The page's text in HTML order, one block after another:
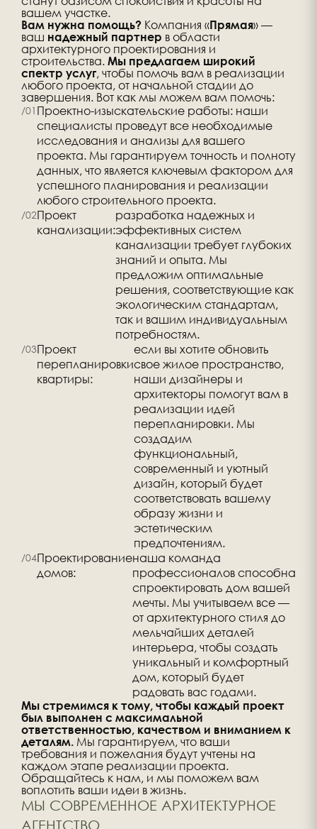
вашем участке.
Вам нужна помощь? Компания «Прямая» —
ваш надежный партнер в области
архитектурного проектирования и
строительства. Мы предлагаем широкий
спектр услуг, чтобы помочь вам в реализации
любого проекта, от начальной стадии до
завершения. Вот как мы можем вам помочь:
Проектно-изыскательские работы: наши
специалисты проведут все необходимые
исследования и анализы для вашего
проекта. Мы гарантируем точность и полноту
данных, что является ключевым фактором для
успешного планирования и реализации
любого строительного проекта.
Проект
канализации:
разработка надежных и
эффективных систем
канализации требует глубоких
знаний и опыта. Мы
предложим оптимальные
решения, соответствующие как
экологическим стандартам,
так и вашим индивидуальным
потребностям.
Проект
перепланировки
квартиры:
если вы хотите обновить
свое жилое пространство,
наши дизайнеры и
архитекторы помогут вам в
реализации идей
перепланировки. Мы
создадим
функциональный,
современный и уютный
дизайн, который будет
соответствовать вашему
образу жизни и
эстетическим
предпочтениям.
Проектирование
домов:
наша команда
профессионалов способна
спроектировать дом вашей
мечты. Мы учитываем все —
от архитектурного стиля до
мельчайших деталей
интерьера, чтобы создать
уникальный и комфортный
дом, который будет
радовать вас годами.
Мы стремимся к тому, чтобы каждый проект
был выполнен с максимальной
ответственностью, качеством и вниманием к
деталям. Мы гарантируем, что ваши
требования и пожелания будут учтены на
каждом этапе реализации проекта.
Обращайтесь к нам, и мы поможем вам
воплотить ваши идеи в жизнь.
МЫ СОВРЕМЕННОЕ АРХИТЕКТУРНОЕ
АГЕНТСТВО